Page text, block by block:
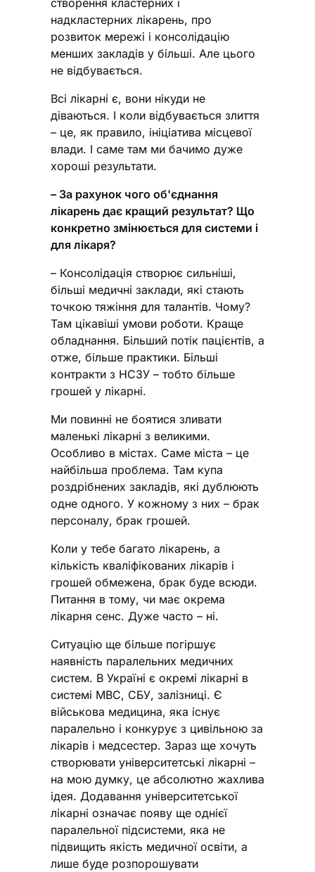
створення кластерних і
надкластерних лікарень, про
розвиток мережі і консолідацію
менших закладів у більші. Але цього
не відбувається.
Всі лікарні є, вони нікуди не
діваються. І коли відбувається злиття
– це, як правило, ініціатива місцевої
влади. І саме там ми бачимо дуже
хороші результати.
– За рахунок чого об'єднання
лікарень дає кращий результат? Що
конкретно змінюється для системи і
для лікаря?
– Консолідація створює сильніші,
більші медичні заклади, які стають
точкою тяжіння для талантів. Чому?
Там цікавіші умови роботи. Краще
обладнання. Більший потік пацієнтів, а
отже, більше практики. Більші
контракти з НСЗУ – тобто більше
грошей у лікарні.
Ми повинні не боятися зливати
маленькі лікарні з великими.
Особливо в містах. Саме міста – це
найбільша проблема. Там купа
роздрібнених закладів, які дублюють
одне одного. У кожному з них – брак
персоналу, брак грошей.
Коли у тебе багато лікарень, а
кількість кваліфікованих лікарів і
грошей обмежена, брак буде всюди.
Питання в тому, чи має окрема
лікарня сенс. Дуже часто – ні.
Ситуацію ще більше погіршує
наявність паралельних медичних
систем. В Україні є окремі лікарні в
системі МВС, СБУ, залізниці. Є
військова медицина, яка існує
паралельно і конкурує з цивільною за
лікарів і медсестер. Зараз ще хочуть
створювати університетські лікарні –
на мою думку, це абсолютно жахлива
ідея. Додавання університетської
лікарні означає появу ще однієї
паралельної підсистеми, яка не
підвищить якість медичної освіти, а
лише буде розпорошувати